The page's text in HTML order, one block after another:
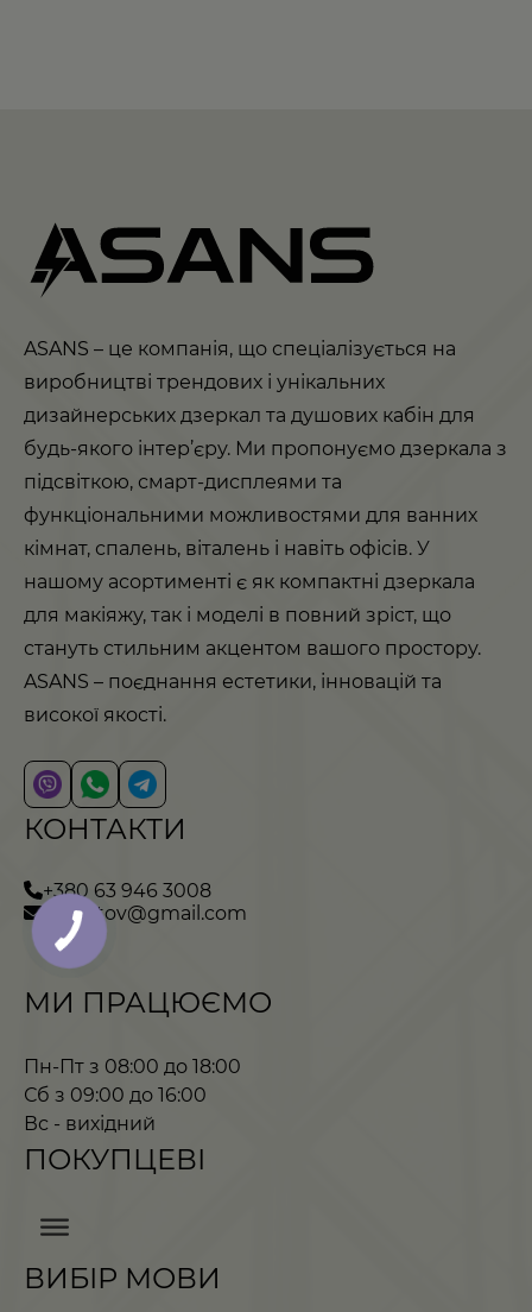
ASANS – це компанія, що спеціалізується на
виробництві трендових і унікальних
дизайнерських дзеркал та душових кабін для
будь-якого інтер’єру. Ми пропонуємо дзеркала з
підсвіткою, смарт-дисплеями та
функціональними можливостями для ванних
кімнат, спалень, віталень і навіть офісів. У
нашому асортименті є як компактні дзеркала
для макіяжу, так і моделі в повний зріст, що
стануть стильним акцентом вашого простору.
ASANS – поєднання естетики, інновацій та
високої якості.
КОНТАКТИ
+380 63 946 3008
asanstov@gmail.com
МИ ПРАЦЮЄМО
Пн-Пт з 08:00 до 18:00
Сб з 09:00 до 16:00
Вс - вихідний
ПОКУПЦЕВІ
ВИБІР МОВИ